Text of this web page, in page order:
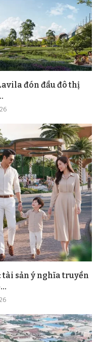
đón đầu đô thị
sản ý nghĩa truyền